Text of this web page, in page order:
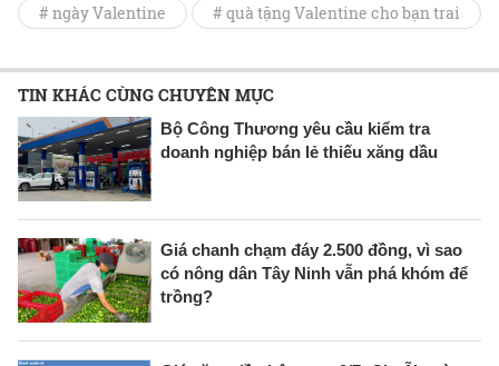
# ngày Valentine
# quà tặng Valentine cho bạn trai
TIN KHÁC CÙNG CHUYÊN MỤC
Bộ Công Thương yêu cầu kiểm tra
doanh nghiệp bán lẻ thiếu xăng dầu
Giá chanh chạm đáy 2.500 đồng, vì sao
có nông dân Tây Ninh vẫn phá khóm để
trồng?